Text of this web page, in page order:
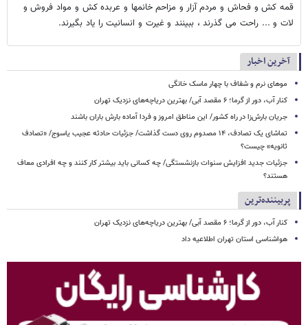
قمه کش و فحاش و مردم آزار و مزاحم خانمها و عربده کش و مواد فروش و
لات و ... راحت می گذرند ، ببینند و غیرت و انسانیت را یاد بگیرند.
آخرین اخبار
موهای نرم و شفاف با چهار ماسک خانگی
کنار آب، دور از گرما؛ ۶ مقصد آبی/ بهترین دریاچه‌های نزدیک تهران
جریان بارش‌زا در راه کشور/ این مناطق امروز و فردا آماده بارش باران باشند
تماشای یک تصادف، ۱۴ مصدوم روی دست گذاشت/ جزئیات حادثه عجیب یاسوج/ «تصادف
ثانویه» چیست؟
جزئیات جدید افزایش سنوات بازنشستگی/ چه کسانی باید بیشتر کار کنند و چه افرادی معاف
هستند؟
پربیننده‌ترین
کنار آب، دور از گرما؛ ۶ مقصد آبی/ بهترین دریاچه‌های نزدیک تهران
هواشناسی استان تهران اطلاعیه داد